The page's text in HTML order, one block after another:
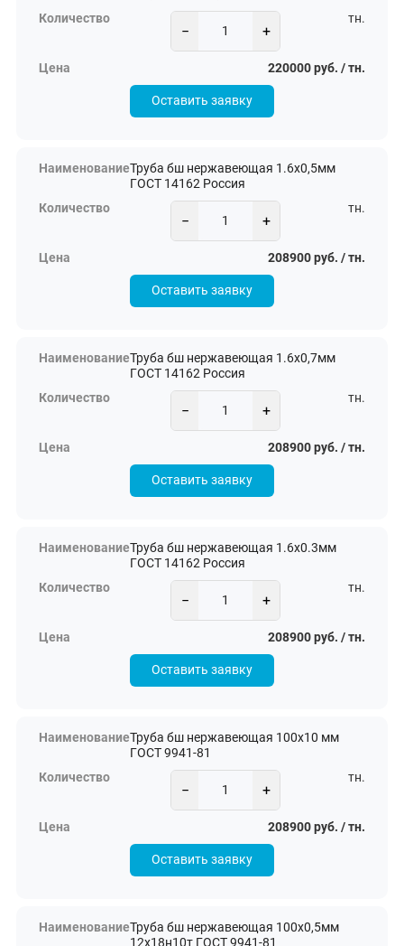
− +
тн.
220000 руб. / тн.
Оставить заявку
Труба бш нержавеющая 1.6х0,5мм
ГОСТ 14162 Россия
− +
тн.
208900 руб. / тн.
Оставить заявку
Труба бш нержавеющая 1.6х0,7мм
ГОСТ 14162 Россия
− +
тн.
208900 руб. / тн.
Оставить заявку
Труба бш нержавеющая 1.6х0.3мм
ГОСТ 14162 Россия
− +
тн.
208900 руб. / тн.
Оставить заявку
Труба бш нержавеющая 100х10 мм
ГОСТ 9941-81
− +
тн.
208900 руб. / тн.
Оставить заявку
Труба бш нержавеющая 100х0,5мм